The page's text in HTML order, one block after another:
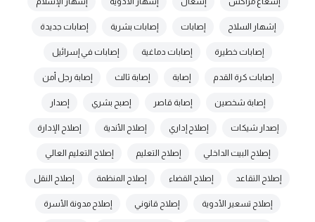
إشهار السلاح إصابات إصابات بشرية إصابات جديدة
إصابات خطيرة إصابات دماغية إصابات في إسرائيل
إصابات كرة القدم إصابة إصابة ثالث إصابة رجل أمن
إصابة شخصين إصابة قاصر إصبح بشري إصدار
إصدار شيكات إصلاح إداري إصلاح الأندية إصلاح الإدارة
إصلاح البيت الداخلي إصلاح التعليم إصلاح التعليم العالي
إصلاح التقاعد إصلاح القضاء إصلاح المنظمة إصلاح النقل
إصلاح تسعير الأدوية إصلاح قانوني إصلاح مدونة الأسرة